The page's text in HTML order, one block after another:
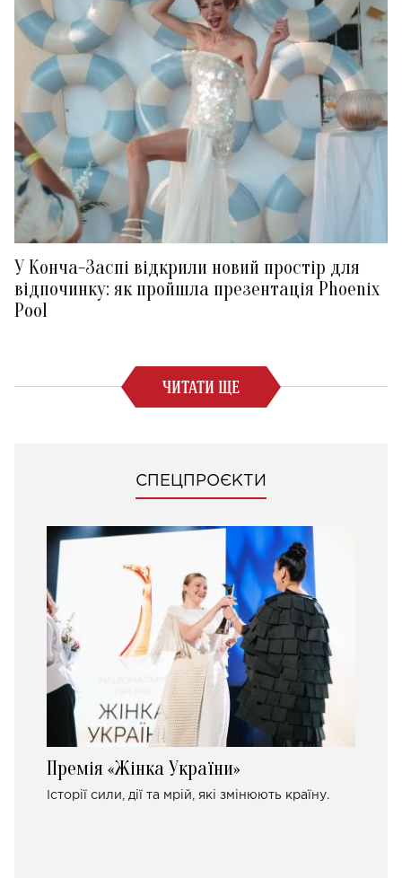
У Конча-Заспі відкрили новий простір для
відпочинку: як пройшла презентація Phoenix
Pool
ЧИТАТИ ЩЕ
СПЕЦПРОЄКТИ
Премія «Жінка України»
Історії сили, дії та мрій, які змінюють країну.